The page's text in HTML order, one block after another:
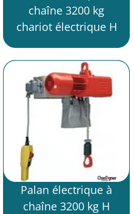
chaîne 3200 kg
chariot électrique H
Palan électrique à
chaîne 3200 kg H